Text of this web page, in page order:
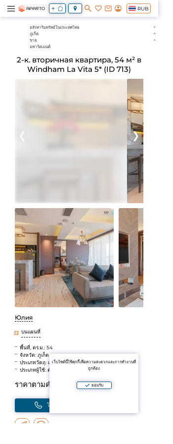
RUB
อสังหาริมทรัพย์ในประเทศไทย
ภูเก็ต
ขาย
อพาร์ตเมนต์
2-к. вторичная квартира, 54 м² в
Windham La Vita 5* (ID 713)
Юлия
บนแผนที่
พื้นที่, ตร.ม.: 54
จังหวัด: ภูเก็ต
ประเภทวัตถุ: เกิดเหตุที่สอง
ประเภทผู้ใช้: ตัวแทน
ราคาตามคำขอ
โทร
เว็บไซต์นี้ใช้คุกกี้เพื่อความสะดวกและการทำงานที่
ถูกต้อง
ยอมรับ